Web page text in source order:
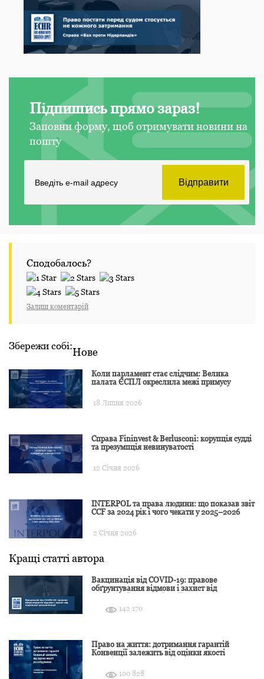
Підпишись прямо зараз!
Заповни форму, щоб отримувати новини на
пошту
Сподобалось?
Залиш коментарій
Збережи собі:Нове
Коли парламент стає слідчим: Велика
палата ЄСПЛ окреслила межі примусу
18 Липня 2026
Справа Fininvest & Berlusconi: корупція судді
та презумпція невинуватості
12 Січня 2026
INTERPOL та права людини: що показав звіт
CCF за 2024 рік і чого чекати у 2025–2026
2 Січня 2026
Кращі статті автора
Вакцинація від COVID-19: правове
обґрунтування відмови і захист від
142 170
Право на життя: дотримання гарантій
Конвенції залежить від оцінки якості
100 828